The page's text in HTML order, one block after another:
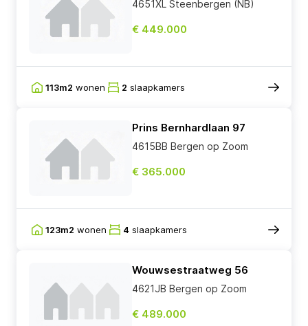
4651XL Steenbergen (NB)
€ 449.000
113m2 wonen 2 slaapkamers
Prins Bernhardlaan 97
4615BB Bergen op Zoom
€ 365.000
123m2 wonen 4 slaapkamers
Wouwsestraatweg 56
4621JB Bergen op Zoom
€ 489.000